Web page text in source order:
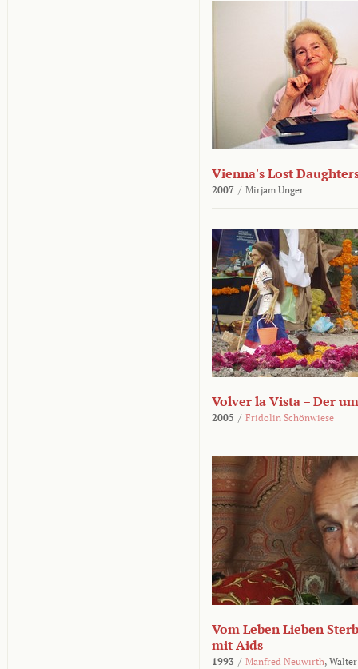
Vienna's Lost
2007 / Mirjam Unger
Volver la Vista – Der
2005 / Fridolin Schönwiese
Vom Leben Lieben
mit Aids
1993 / Manfred Neuwirth,